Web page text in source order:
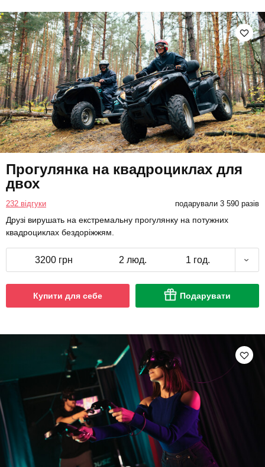
Прогулянка на квадроциклах для
двох
232 відгуки подарували 3 590 разів
Друзі вирушать на екстремальну прогулянку на потужних
квадроциклах бездоріжжям.
3200 грн 2 люд. 1 год.
Купити для себе Подарувати